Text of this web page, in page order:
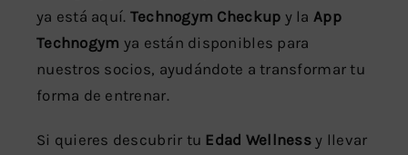
ya está aquí. Technogym Checkup y la App
Technogym ya están disponibles para
nuestros socios, ayudándote a transformar tu
forma de entrenar.
Si quieres descubrir tu Edad Wellnessy llevar